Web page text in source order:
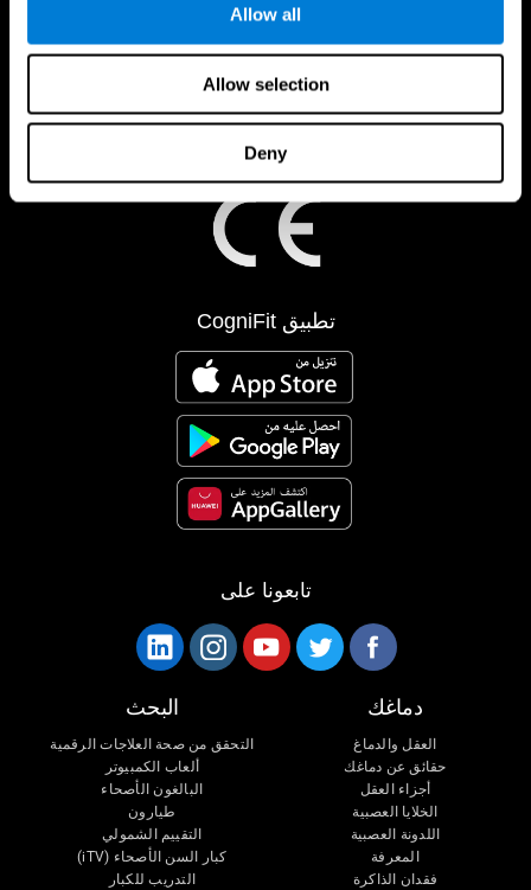
Allow all
Allow selection
Deny
تطبيق CogniFit
تابعونا على
دماغك
العقل والدماغ
حقائق عن دماغك
أجزاء العقل
الخلايا العصبية
اللدونة العصبية
المعرفة
فقدان الذاكرة
البحث
التحقق من صحة العلاجات الرقمية
ألعاب الكمبيوتر
البالغون الأصحاء
طيارون
التقييم الشمولي
كبار السن الأصحاء (iTV)
التدريب للكبار